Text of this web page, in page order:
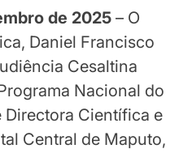
de 2025 – O
Daniel Francisco
Cesaltina
Nacional do
Científica e
Central de Maputo,